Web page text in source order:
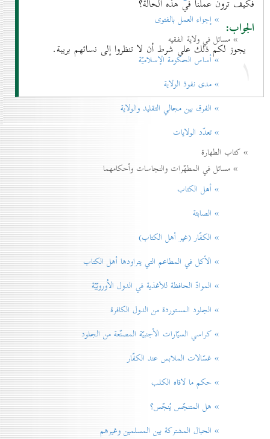
فكيف ترون عملنا في هذه الحالة؟
الجواب:
يجوز لكم ذلك على شرط أن لا تنظروا إلى نسائهم بريبة.
۱
» إجزاء العمل بالفتوی
» مسائل في ولاية الفقيه
» أساس الحكومة الإسلاميّة
» مدی نفوذ الولاية
» الفرق بين مجالي التقليد والولاية
» تعدّد الولايات
» كتاب الطهارة
» مسائل في المطهّرات والنجاسات وأحكامهما
» أهل الكتاب
» الصابئة
» الكفّار (غير أهل الكتاب)
» الأكل في المطاعم التي يتراودها أهل الكتاب
» الموادّ الحافظة للأغذية في الدول الاُوروبّيّة
» الجلود المستوردة من الدول الكافرة
» كراسي السيّارات الأجنبيّة المصنّعة من الجلود
» غسّالات الملابس عند الكفّار
» حكم ما لاقاه الكلب
» هل المتنجّس يُنجّس؟
» الحبال المشتركة بين المسلمين وغيرهم